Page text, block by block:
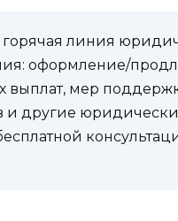
горячая линия
оформление/
выплат, мер
и другие